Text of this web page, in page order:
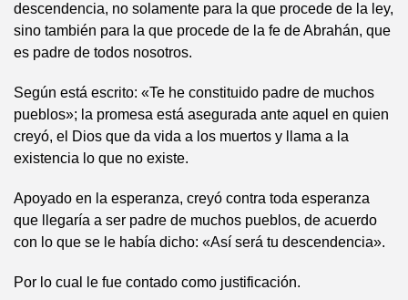
descendencia, no solamente para la que procede de la ley,
sino también para la que procede de la fe de Abrahán, que
es padre de todos nosotros.
Según está escrito: «Te he constituido padre de muchos
pueblos»; la promesa está asegurada ante aquel en quien
creyó, el Dios que da vida a los muertos y llama a la
existencia lo que no existe.
Apoyado en la esperanza, creyó contra toda esperanza
que llegaría a ser padre de muchos pueblos, de acuerdo
con lo que se le había dicho: «Así será tu descendencia».
Por lo cual le fue contado como justificación.